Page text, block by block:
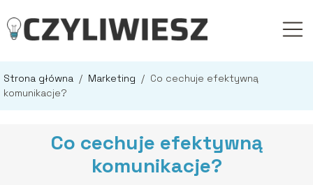
Strona główna / Marketing / Co cechuje efektywną
komunikacje?
Co cechuje efektywną
komunikacje?